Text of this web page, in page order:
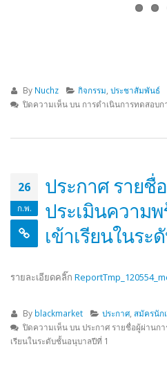
By Nuchz กิจกรรม ,ประชาสัมพันธ์
ปิดความเห็นบน การดำเนินการทดสอบก
26
ก.พ.
ประกาศ รายชื่
ประเมินความ
เข้าเรียนในร
รายละเอียดคลิ๊ก
By blackmarket ประกาศ ,สมัครนัก
ปิดความเห็นบน ประกาศ รายชื่อผู้ผ่านก
เรียนในระดับชั้นอนุบาลปีที่ 1